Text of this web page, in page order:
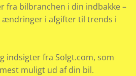
fra bilbranchen i din indbakke –
i afgifter til trends i
indsigter fra Solgt.com, som
muligt ud af din bil.